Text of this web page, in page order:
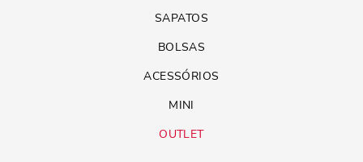
SAPATOS
BOLSAS
ACESSÓRIOS
MINI
OUTLET